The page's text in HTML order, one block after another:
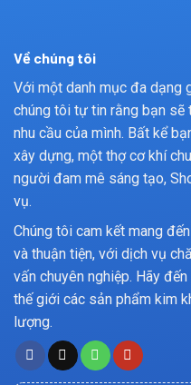
Về chúng tôi
Với một danh mục đa dạng
chúng tôi tự tin rằng bạn
nhu cầu của mình. Bất kể
xây dựng, một thợ cơ khí
người đam mê sáng tạo,
vụ.
Chúng tôi cam kết mang
và thuận tiện, với dịch vụ
vấn chuyên nghiệp. Hãy
thế giới các sản phẩm kim
lượng.